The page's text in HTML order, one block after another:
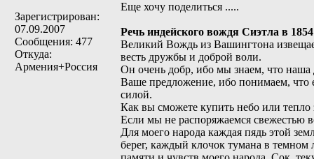
Зарегистрирован:
07.09.2007
Сообщения: 477
Откуда:
Армения+Россия
Еще хочу поделиться .....
Речь индейского вождя Сиэтла в 1854
Великий Вождь из Вашингтона
весть дружбы и доброй воли.
Он очень добр, ибо мы знаем, что
Ваше предложение, ибо понимаем, что
силой.
Как вы сможете купить небо или
Если мы не распоряжаемся свежестью
Для моего народа каждая пядь этой
берег, каждый клочок тумана в